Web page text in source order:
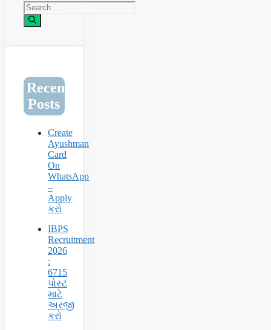
Search
for:
Recent
Posts
Create
Ayushman
Card
On
WhatsApp
–
Apply
કરો
IBPS
Recruitment
2026
:
6715
પોસ્ટ
માટે
અરજી
કરો